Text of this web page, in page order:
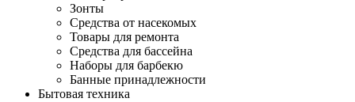
Зонты
Средства от насекомых
Товары для ремонта
Средства для бассейна
Наборы для барбекю
Банные принадлежности
Бытовая техника